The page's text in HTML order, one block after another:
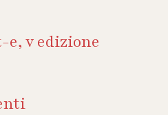
v edizione